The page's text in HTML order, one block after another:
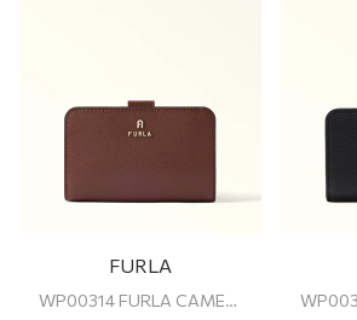
FURLA
WP00314 FURLA CAMELIA M COMPACT WALLET